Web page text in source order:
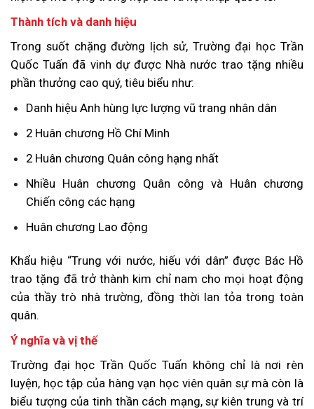
Thành tích và danh hiệu
Trong suốt chặng đường lịch sử, Trường đại học Trần
Quốc Tuấn đã vinh dự được Nhà nước trao tặng nhiều
phần thưởng cao quý, tiêu biểu như:
Danh hiệu Anh hùng lực lượng vũ trang nhân dân
2 Huân chương Hồ Chí Minh
2 Huân chương Quân công hạng nhất
Nhiều Huân chương Quân công và Huân chương
Chiến công các hạng
Huân chương Lao động
Khẩu hiệu “Trung với nước, hiếu với dân” được Bác Hồ
trao tặng đã trở thành kim chỉ nam cho mọi hoạt động
của thầy trò nhà trường, đồng thời lan tỏa trong toàn
quân.
Ý nghĩa và vị thế
Trường đại học Trần Quốc Tuấn không chỉ là nơi rèn
luyện, học tập của hàng vạn học viên quân sự mà còn là
biểu tượng của tinh thần cách mạng, sự kiên trung và trí